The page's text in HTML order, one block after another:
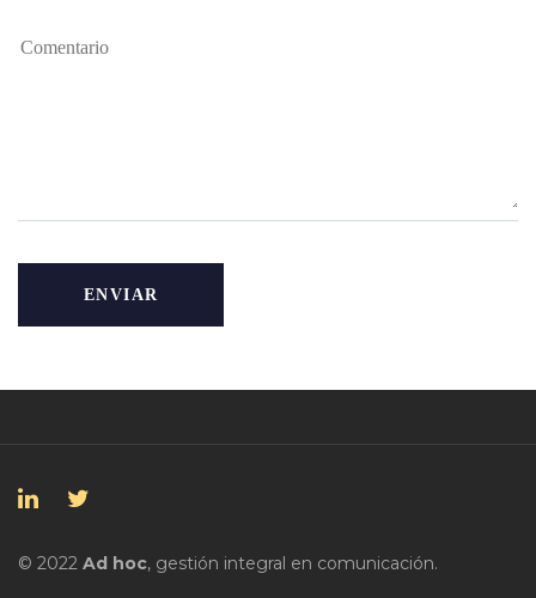
© 2022 Ad hoc, gestión integral en comunicación.